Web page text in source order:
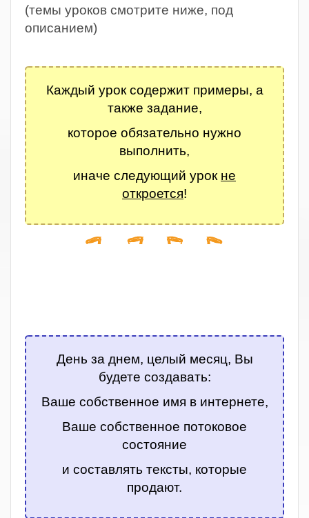
(темы уроков смотрите ниже, под
описанием)
Каждый урок содержит примеры, а
также задание,
которое обязательно нужно
выполнить,
иначе следующий урок не
откроется!
День за днем, целый месяц, Вы
будете создавать:
Ваше собственное имя в интернете,
Ваше собственное потоковое
состояние
и составлять тексты, которые
продают.